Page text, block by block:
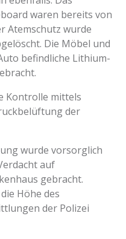
waren bereits von
Atemschutz wurde
Die Möbel und
befindliche Lithium-
Kontrolle mittels
der
wurde vorsorglich
auf
gebracht.
Höhe des
der Polizei